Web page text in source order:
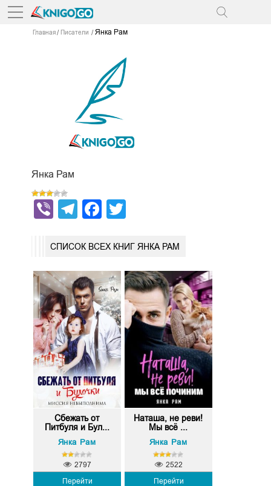
Главная Писатели Янка Рам
Янка Рам
ViberTelegram
Facebook
СПИСОК ВСЕХ КНИГ ЯНКА РАМ
Сбежать от
Питбуля и Бул...
Янка Рам
Перейти
2797
Наташа, не реви!
Мы всё ...
Янка Рам
Перейти
2522